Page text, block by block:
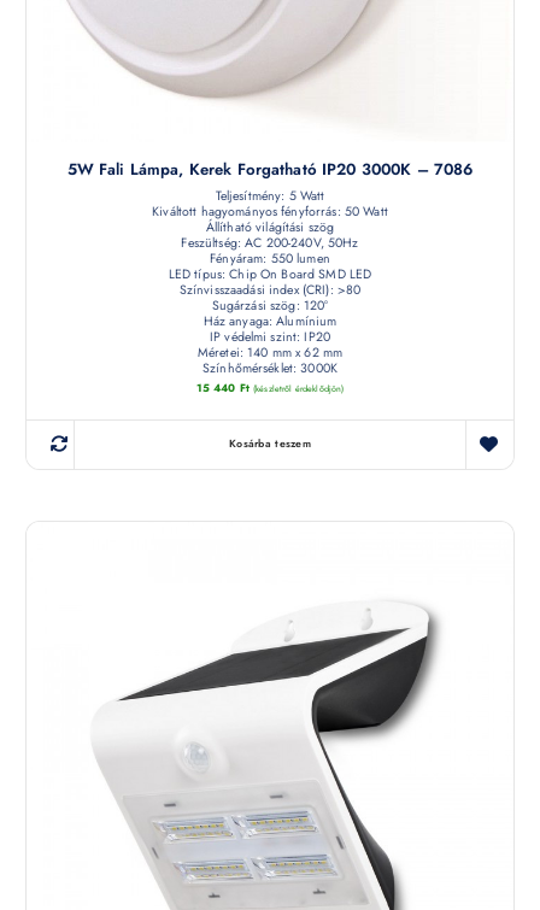
5W Fali Lámpa, Kerek Forgatható IP20 3000K – 7086
Teljesítmény: 5 Watt
Kiváltott hagyományos fényforrás: 50 Watt
Állítható világítási szög
Feszültség: AC 200-240V, 50Hz
Fényáram: 550 lumen
LED típus: Chip On Board SMD LED
Színvisszaadási index (CRI): >80
Sugárzási szög: 120°
Ház anyaga: Alumínium
IP védelmi szint: IP20
Méretei: 140 mm x 62 mm
Színhőmérséklet: 3000K
15 440 Ft (készletről érdeklődjön)
Kosárba teszem